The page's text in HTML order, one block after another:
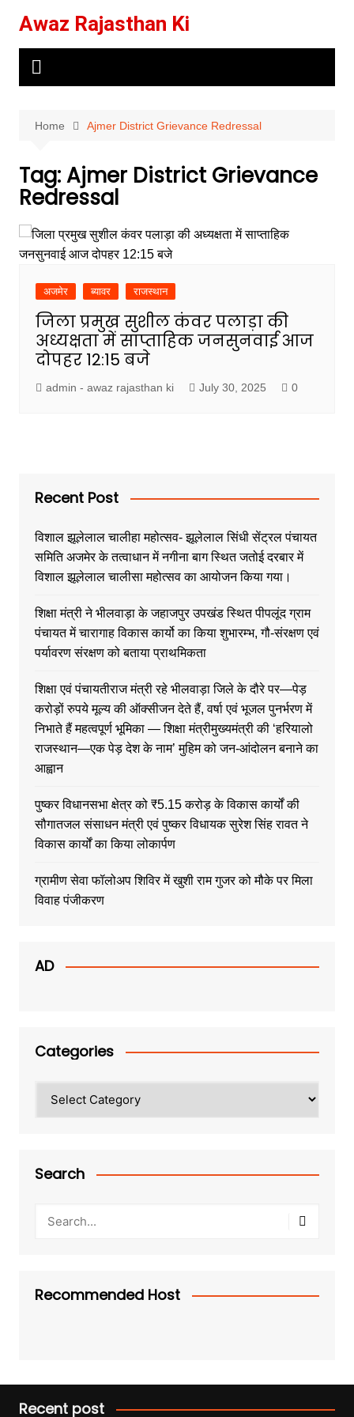
content
Awaz Rajasthan Ki
Home Ajmer District Grievance Redressal
Tag:Ajmer District Grievance
Redressal
अजमेर ब्यावर राजस्थान
जिला प्रमुख सुशील कंवर पलाड़ा की
अध्यक्षता में साप्ताहिक जनसुनवाई आज
दोपहर 12:15 बजे
admin - awaz rajasthan ki July 30, 2025 0
Recent Post
विशाल झूलेलाल चालीहा महोत्सव- झूलेलाल सिंधी सेंट्रल पंचायत
समिति अजमेर के तत्वाधान में नगीना बाग स्थित जतोई दरबार में
विशाल झूलेलाल चालीसा महोत्सव का आयोजन किया गया।
शिक्षा मंत्री ने भीलवाड़ा के जहाजपुर उपखंड स्थित पीपलूंद ग्राम
पंचायत में चारागाह विकास कार्यो का किया शुभारम्भ, गौ-संरक्षण एवं
पर्यावरण संरक्षण को बताया प्राथमिकता
शिक्षा एवं पंचायतीराज मंत्री रहे भीलवाड़ा जिले के दौरे पर—पेड़
करोड़ों रुपये मूल्य की ऑक्सीजन देते हैं, वर्षा एवं भूजल पुनर्भरण में
निभाते हैं महत्वपूर्ण भूमिका — शिक्षा मंत्रीमुख्यमंत्री की ‘हरियालो
राजस्थान—एक पेड़ देश के नाम’ मुहिम को जन-आंदोलन बनाने का
आह्वान
पुष्कर विधानसभा क्षेत्र को ₹5.15 करोड़ के विकास कार्यों की
सौगातजल संसाधन मंत्री एवं पुष्कर विधायक सुरेश सिंह रावत ने
विकास कार्यों का किया लोकार्पण
ग्रामीण सेवा फॉलोअप शिविर में खुशी राम गुजर को मौके पर मिला
विवाह पंजीकरण
AD
Categories
Search
Recommended Host
Recent post